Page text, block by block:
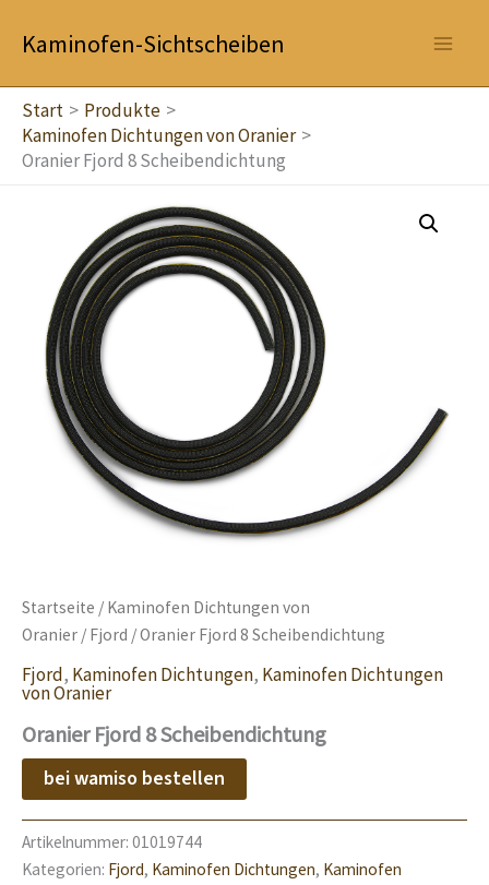
InhaltKaminofen-Sichtscheiben
Start
Produkte
Kaminofen Dichtungen von Oranier
Oranier Fjord 8 Scheibendichtung
Startseite / Kaminofen Dichtungen von
Oranier / Fjord / Oranier Fjord 8 Scheibendichtung
Fjord, Kaminofen Dichtungen, Kaminofen Dichtungen
von Oranier
Oranier Fjord 8 Scheibendichtung
bei wamiso bestellen
Artikelnummer: 01019744
Kategorien: Fjord, Kaminofen Dichtungen, Kaminofen